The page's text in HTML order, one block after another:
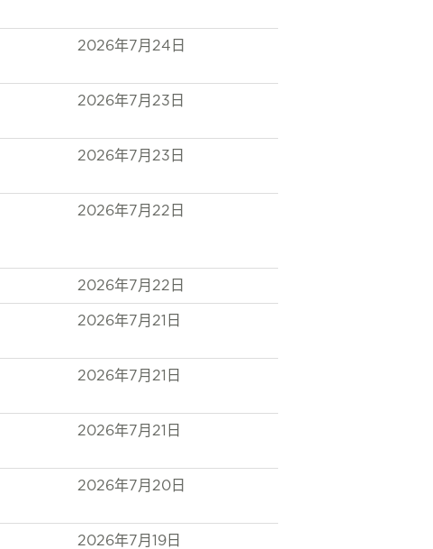
2026年7月24日
2026年7月23日
2026年7月23日
2026年7月22日
2026年7月22日
2026年7月21日
2026年7月21日
2026年7月21日
2026年7月20日
2026年7月19日